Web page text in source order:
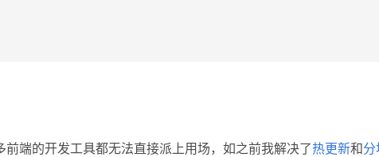
端的开发工具都无法直接派上用场，如之前我解决了热更新和